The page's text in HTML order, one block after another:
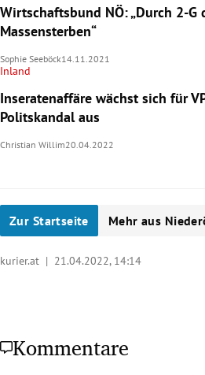
Wirtschaftsbund NÖ: „Durch 2-G
Massensterben“
Sophie Seeböck14.11.2021
Inland
Inseratenaffäre wächst sich für
Politskandal aus
Christian Willim20.04.2022
Zur Startseite Mehr aus
kurier.at | 21.04.2022, 14:14
Kommentare